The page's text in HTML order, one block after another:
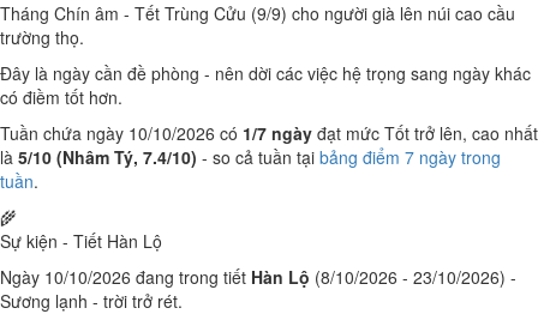
Tháng Chín âm - Tết Trùng Cửu (9/9) cho người già lên núi cao cầu
trường thọ.
Đây là ngày cần đề phòng - nên dời các việc hệ trọng sang ngày khác
có điềm tốt hơn.
Tuần chứa ngày 10/10/2026 có 1/7 ngày đạt mức Tốt trở lên, cao nhất
là 5/10 (Nhâm Tý, 7.4/10) - so cả tuần tại bảng điểm 7 ngày trong
tuần.
🌾
Sự kiện - Tiết Hàn Lộ
Ngày 10/10/2026 đang trong tiết Hàn Lộ (8/10/2026 - 23/10/2026) -
Sương lạnh - trời trở rét.